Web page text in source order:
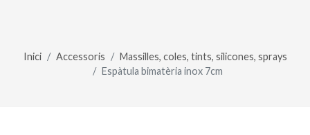
Inici Accessoris
Massilles, coles, tints, silicones, sprays
Espàtula bimatèria inox 7cm